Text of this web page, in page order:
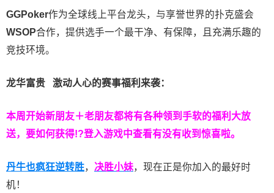
GGPoker作为全球线上平台龙头，与享誉世界的扑克盛会
WSOP合作，提供选手一个最干净、有保障，且充满乐趣的
竞技环境。
龙华富贵 激动人心的赛事福利来袭：
本周开始新朋友＋老朋友都将有各种领到手软的福利大放
送，要如何获得!?登入游戏中查看有没有收到惊喜啦。
丹牛也疯狂逆转胜， 决胜小妹，现在正是你加入的最好时
机！